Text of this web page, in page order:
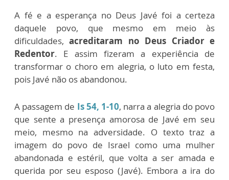
A fé e a esperança no Deus Javé foi a certeza
daquele povo, que mesmo em meio às
dificuldades,acreditaram no Deus Criador e
Redentor. E assim fizeram a experiência de
transformar o choro em alegria, o luto em festa,
pois Javé não os abandonou.
A passagem de Is 54, 1-10, narra a alegria do povo
que sente a presença amorosa de Javé em seu
meio, mesmo na adversidade. O texto traz a
imagem do povo de Israel como uma mulher
abandonada e estéril, que volta a ser amada e
querida por seu esposo (Javé). Embora a ira do